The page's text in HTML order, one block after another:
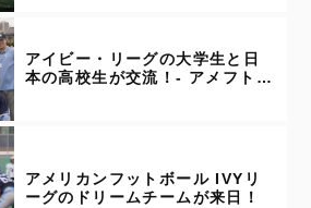
アイビー・リーグの大学生と日
本の高校生が交流！- アメフトIV
アメリカンフットボール IVYリ
ーグのドリームチームが来日！